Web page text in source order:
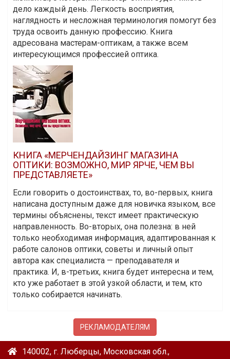
дело каждый день. Легкость восприятия,
наглядность и несложная терминология помогут без
труда освоить данную профессию. Книга
адресована мастерам-оптикам, а также всем
интересующимся профессией оптика.
КНИГА «МЕРЧЕНДАЙЗИНГ МАГАЗИНА
ОПТИКИ: ВОЗМОЖНО, МИР ЯРЧЕ, ЧЕМ ВЫ
ПРЕДСТАВЛЯЕТЕ»
Если говорить о достоинствах, то, во-первых, книга
написана доступным даже для новичка языком, все
термины объяснены, текст имеет практическую
направленность. Во-вторых, она полезна: в ней
только необходимая информация, адаптированная к
работе салонов оптики, советы и личный опыт
автора как специалиста — преподавателя и
практика. И, в-третьих, книга будет интересна и тем,
кто уже работает в этой узкой области, и тем, кто
только собирается начинать.
РЕКЛАМОДАТЕЛЯМ
140002, г. Люберцы, Московская обл.,